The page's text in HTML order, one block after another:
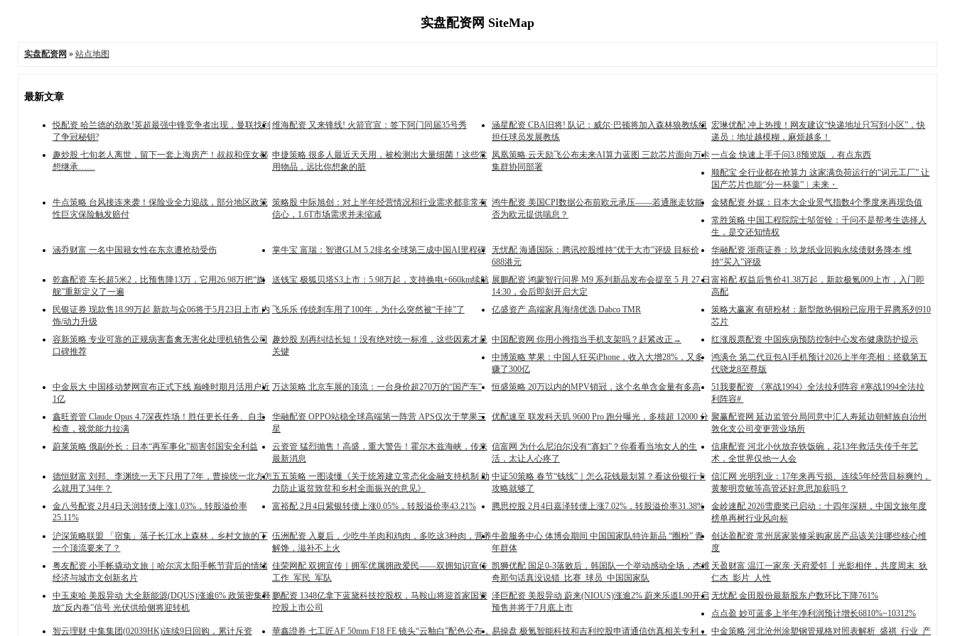
实盘配资网 SiteMap
实盘配资网 » 站点地图
最新文章
悦配资 哈兰德的劲敌!英超最强中锋竞争者出现，曼联找到
了争冠秘钥?
维海配资 又来锋线! 火箭官宣：签下阿门同届35号秀
涵星配资 CBA旧将! 队记：威尔·巴顿将加入森林狼教练组
担任球员发展教练
宏琳优配 冲上热搜！网友建议“快递地址只写到小区”，快
递员：地址越模糊，麻烦越多！
趣炒股 七旬老人离世，留下一套上海房产！叔叔和侄女都
想继承……
申捷策略 很多人最近天天用，被检测出大量细菌！这些常
用物品，远比你想象的脏
凤凰策略 云天励飞公布未来AI算力蓝图 三款芯片面向万卡
集群协同部署
一点金 快速上手千问3.8预览版 ，有点东西
顺配宝 全行业都在抢算力 这家满负荷运行的“词元工厂” 让
国产芯片也能“分一杯羹”︱未来・️
牛点策略 台风接连来袭！保险业全力迎战，部分地区政策
性巨灾保险触发赔付
策略股 中际旭创：对上半年经营情况和行业需求都非常有
信心，1.6T市场需求并未缩减
鸿牛配资 美国CPI数据公布前欧元承压——若通胀走软能
否为欧元提供喘息？
金猪配资 外媒：日本大企业景气指数4个季度来再现负值
常胜策略 中国工程院院士邬贺铨：千问不是帮考生选择人
生，是交还知情权
涵乔财富 一名中国籍女性在东京遭抢劫受伤
掌牛宝 富瑞：智谱GLM 5.2排名全球第三成中国AI里程碑 无忧配 海通国际：腾讯控股维持“优于大市”评级 目标价
688港元
华融配资 浙商证券：玖龙纸业回购永续债财务降本 维
持“买入”评级
乾鑫配资 车长超5米2，比预售降13万，它用26.98万把“旗
舰”重新定义了一遍
送钱宝 极狐贝塔S3上市：5.98万起，支持换电+660km续航 展鵬配资 鸿蒙智行问界 M9 系列新品发布会提至 5 月 27 日
14:30，会后即刻开启大定
富裕配 权益后售价41.38万起，新款极氪009上市，入门即
高配
民银证券 现款售18.99万起 新款与众06将于5月23日上市 内
饰/动力升级
飞乐乐 传统刹车用了100年，为什么突然被“干掉”了 亿盛资产 高端家具海绵优选 Dabco TMR
策略大赢家 有研粉材：新型散热铜粉已应用于昇腾系列910
芯片
容新策略 专业可靠的正规病害畜禽无害化处理机销售公司
口碑推荐
趣炒股 别再纠结长短！没有绝对统一标准，这些因素才是
关键
中国配资网 你用小拇指当手机支架吗？赶紧改正→
红涨股票配资 中国疾病预防控制中心发布健康防护提示
中博策略 苹果：中国人狂买iPhone，收入大增28%，又多
赚了300亿
鸿满仓 第二代豆包AI手机预计2026上半年亮相：搭载第五
代骁龙8至尊版
中金辰大 中国移动梦网宣布正式下线 巅峰时期月活用户近
1亿
万达策略 北京车展的顶流：一台身价超270万的“国产车” 恒盛策略 20万以内的MPV销冠，这个名单含金量有多高
51我要配资 《寒战1994》全法拉利阵容 #寒战1994全法拉
利阵容# ​​​
鑫旺资管 Claude Opus 4.7深夜炸场！胜任更长任务、自主
检查，视觉能力拉满
华融配资 OPPO站稳全球高端第一阵营 APS仅次于苹果三
星
优配速至 联发科天玑 9600 Pro 跑分曝光，多核超 12000 分 聚赢配资网 延边监管分局同意中汇人寿延边朝鲜族自治州
敦化支公司变更营业场所
蔚莱策略 俄副外长：日本“再军事化”损害邻国安全利益
云资管 猛烈抛售！高盛，重大警告！霍尔木兹海峡，传来
最新消息
信富网 为什么尼泊尔没有“寡妇”？你看看当地女人的生
活，太让人心疼了
信康配资 河北小伙放弃铁饭碗，花13年救活失传千年艺
术，全世界仅他一人会​
德恒财富 刘邦、李渊统一天下只用了7年，曹操统一北方怎
么就用了34年？
五五策略 一图读懂《关于统筹建立常态化金融支持机制 助
力防止返贫致贫和乡村全面振兴的意见》
中证50策略 春节“钱线”｜怎么花钱最划算？看这份银行卡
攻略就够了
信汇网 光明乳业：17年来再亏损、连续5年经营目标爽约，
黄黎明贲敏等高管还好意思加薪吗？
金八号配资 2月4日天润转债上涨1.03%，转股溢价率
25.11%
富裕配 2月4日紫银转债上涨0.05%，转股溢价率43.21% 腾思控股 2月4日嘉泽转债上涨7.02%，转股溢价率31.38%
金岭速配 2026雪鹿奖已启动：十四年深耕，中国文旅年度
榜单再树行业风向标
沪深策略联盟 「宿集」落子长江水上森林，乡村文旅的下
一个顶流要来了？
伍洲配资 入夏后，少吃牛羊肉和鸡肉，多吃这3种肉，营养
解馋，滋补不上火
牛盈服务中心 体博会期间 中国国家队特许新品 “圈粉” 青
年群体
创达盈配资 常州居家装修采购家居产品该关注哪些核心维
度
粤友配资 小手帐撬动文旅｜哈尔滨太阳手帐节背后的情绪
经济与城市文创新名片
佳荣网配 双拥宣传｜拥军优属拥政爱民——双拥知识宣传_
工作_军民_军队
凯狮优配 国足0-3落败后，韩国队一个举动感动全场，杰维
奇那句话真没说错_比赛_球员_中国国家队
天盈财富 温江一家亲·天府爱邻 丨光影相伴，共度周末_狄
仁杰_影片_人性
中玉束哈 美股异动 大全新能源(DQUS)涨逾6% 政策密集释
放“反内卷”信号 光伏供给侧将迎转机
鹏配资 1348亿拿下蓝黛科技控股权，马鞍山将迎首家国资
控股上市公司
泽巨配资 美股异动 蔚来(NIOUS)涨逾2% 蔚来乐道L90开启
预售并将于7月底上市
无忧配 金田股份最新股东户数环比下降761%
点点盈 妙可蓝多上半年净利润预计增长6810%~10312%
智云理财 中集集团(02039HK)连续9日回购，累计斥资
華鑫證券 七工匠AF 50mm F18 FE 镜头“云釉白”配色公布， 易操盘 极氪智能科技和吉利控股申请通信仿真相关专利， 中金策略 河北沧州涂塑钢管规格对照表解析_盛祺_行业_产